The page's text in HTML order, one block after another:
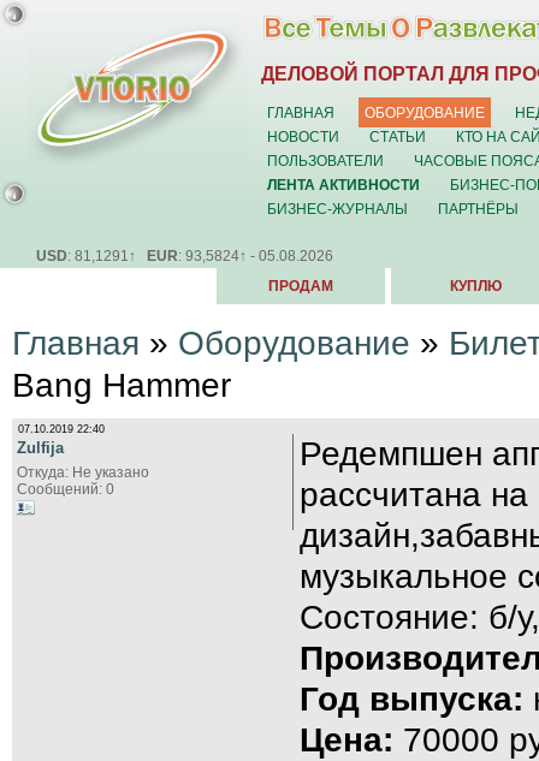
ДЕЛОВОЙ ПОРТАЛ ДЛЯ
ГЛАВНАЯ ОБОРУДОВАНИЕ
НОВОСТИ
СТАТЬИ
КТО НА
ПОЛЬЗОВАТЕЛИ
ЧАСОВЫЕ
ЛЕНТА АКТИВНОСТИ
БИЗНЕС-
БИЗНЕС-ЖУРНАЛЫ
ПАРТНЁРЫ
USD: 81,1291↑ EUR: 93,5824↑ - 05.08.2026
ПРОДАМ КУПЛЮ
Главная » Оборудование »
Bang Hammer
07.10.2019 22:40
Zulfija
Откуда: Не указано
Сообщений: 0
Редемпшен
рассчитана
музыкальное
Состояние: б/
Год выпуска:
Цена: 70000